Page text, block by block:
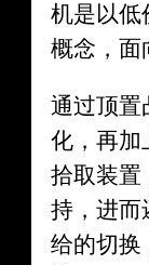
机是以低
概念，面
通过顶置
化，再加
拾取装置
持，进而
给的切换